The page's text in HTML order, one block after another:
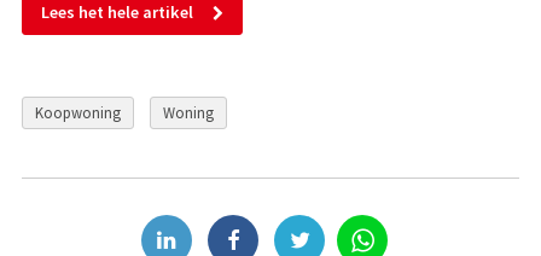
Lees het hele artikel
Koopwoning Woning